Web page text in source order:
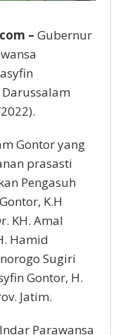
– Gubernur
Gontor yang
prasasti
Pengasuh
K.H
KH. Amal
Hamid
Sugiri
Gontor, H.
Jatim.
Parawansa